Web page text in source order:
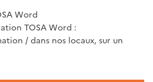
Word
TOSA Word :
/ dans nos locaux, sur un